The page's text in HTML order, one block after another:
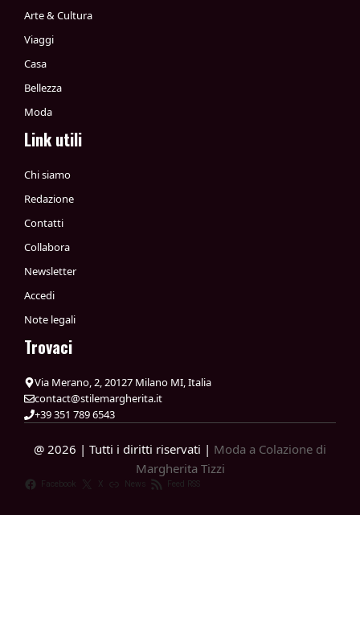
Arte & Cultura
Viaggi
Casa
Bellezza
Moda
Link utili
Chi siamo
Redazione
Contatti
Collabora
Newsletter
Accedi
Note legali
Trovaci
Via Merano, 2, 20127 Milano MI, Italia
contact@stilemargherita.it
+39 351 789 6543
@ 2026 | Tutti i diritti riservati | Moda a Colazione di
Margherita Tizzi
Facebook X News Feed RSS